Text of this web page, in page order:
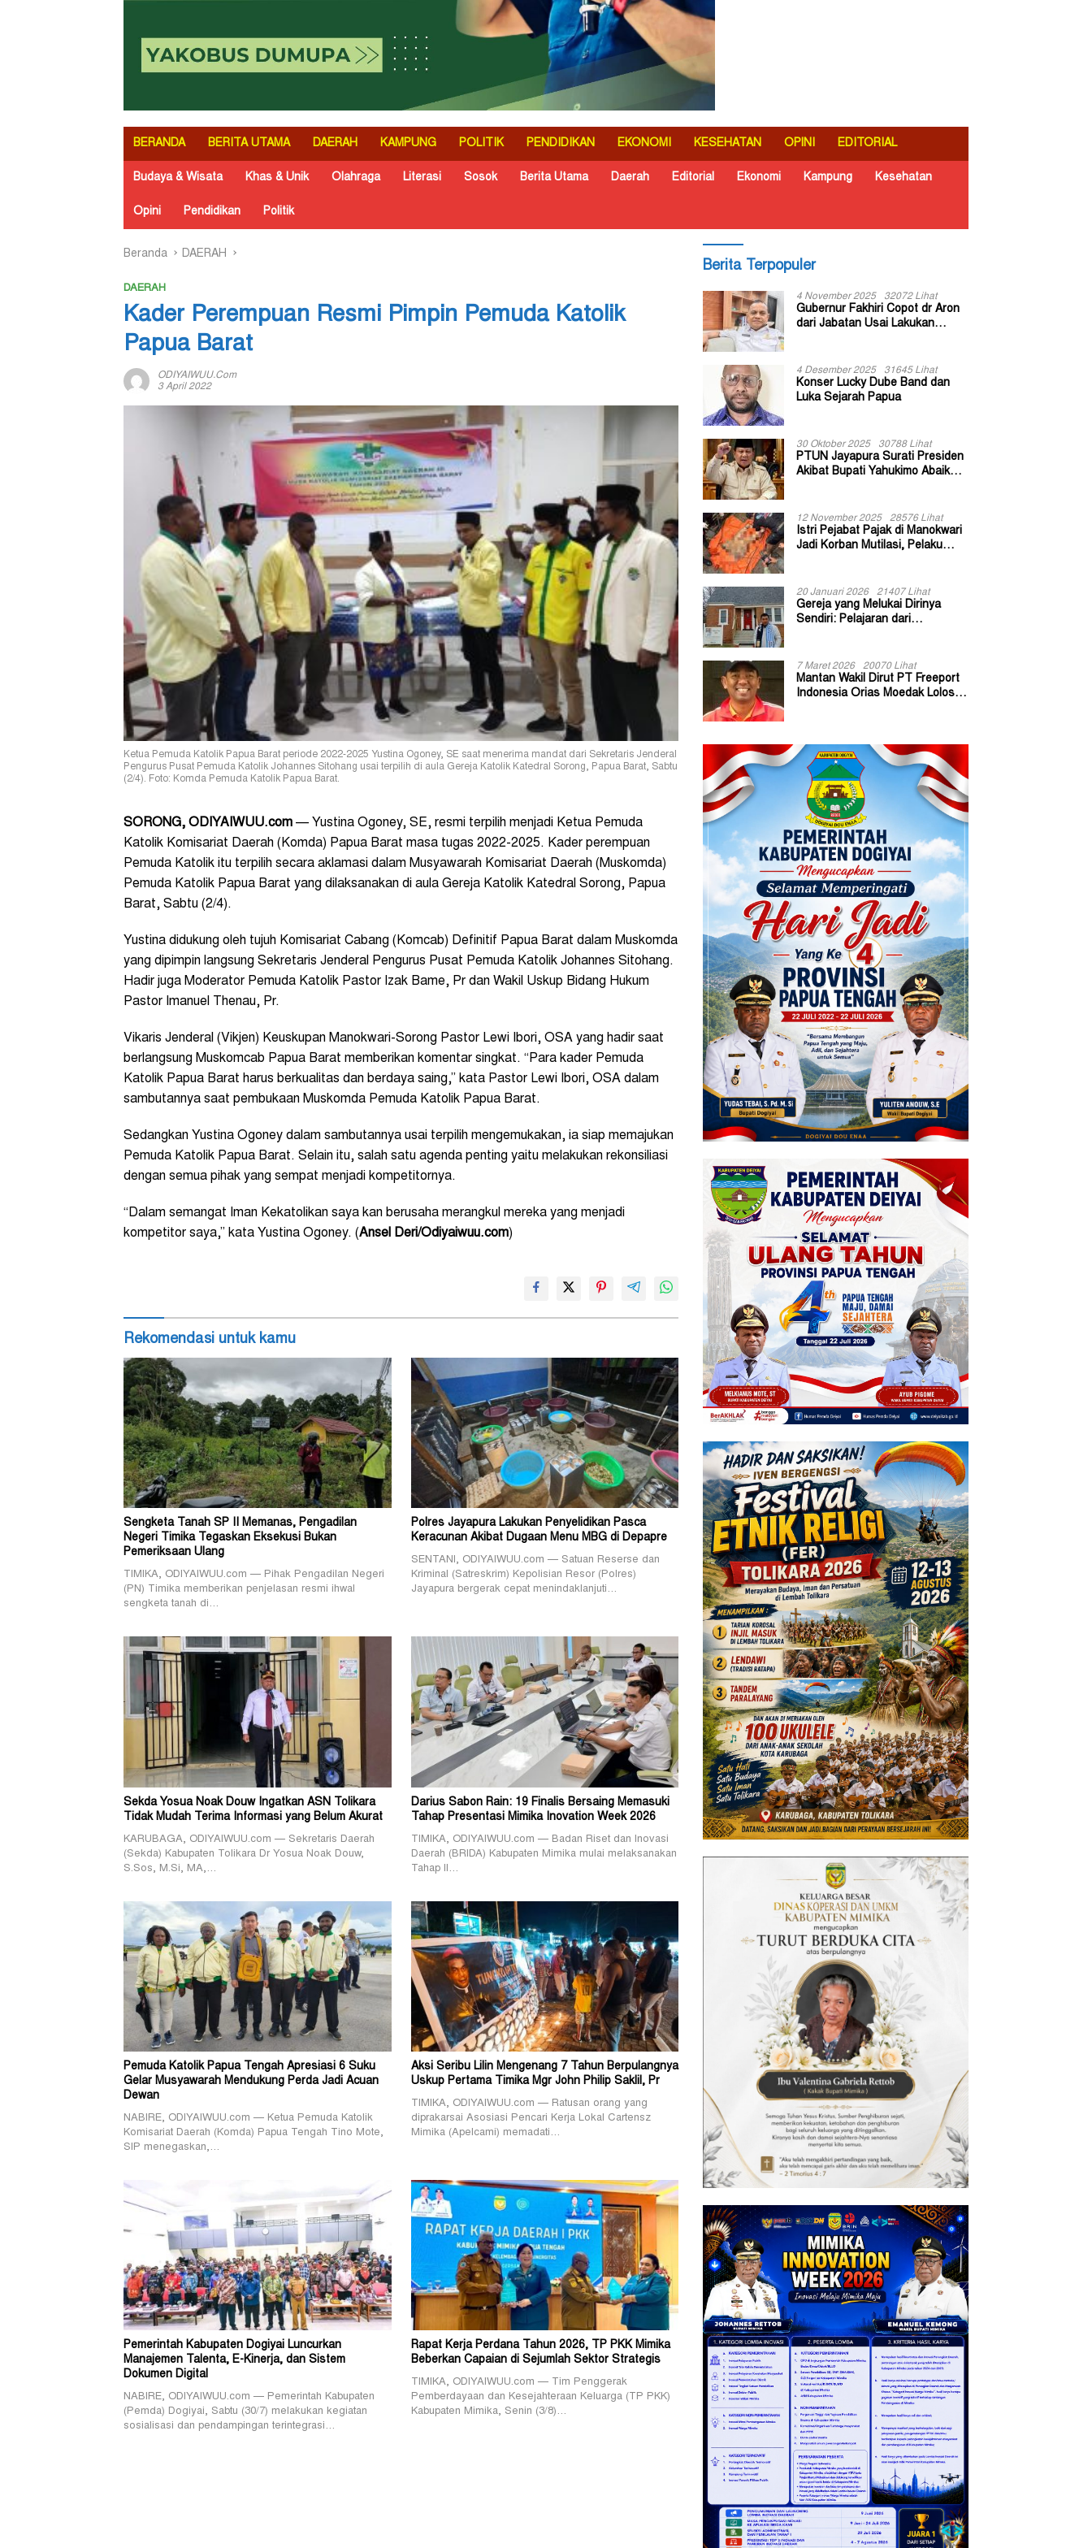
BERANDA BERITA UTAMA DAERAH KAMPUNG POLITIK PENDIDIKAN EKONOMI KESEHATAN OPINI EDITORIAL
Budaya & Wisata Khas & Unik Olahraga Literasi Sosok Berita Utama Daerah Editorial Ekonomi Kampung Kesehatan
Opini Pendidikan Politik
Beranda DAERAH
DAERAH
Kader Perempuan Resmi Pimpin Pemuda Katolik
Papua Barat
ODIYAIWUU.com
3 April 2022
Ketua Pemuda Katolik Papua Barat periode 2022-2025 Yustina Ogoney, SE saat menerima mandat dari Sekretaris Jenderal
Pengurus Pusat Pemuda Katolik Johannes Sitohang usai terpilih di aula Gereja Katolik Katedral Sorong, Papua Barat, Sabtu
(2/4). Foto: Komda Pemuda Katolik Papua Barat.
SORONG, ODIYAIWUU.com — Yustina Ogoney, SE, resmi terpilih menjadi Ketua Pemuda
Katolik Komisariat Daerah (Komda) Papua Barat masa tugas 2022-2025. Kader perempuan
Pemuda Katolik itu terpilih secara aklamasi dalam Musyawarah Komisariat Daerah (Muskomda)
Pemuda Katolik Papua Barat yang dilaksanakan di aula Gereja Katolik Katedral Sorong, Papua
Barat, Sabtu (2/4).
Yustina didukung oleh tujuh Komisariat Cabang (Komcab) Definitif Papua Barat dalam Muskomda
yang dipimpin langsung Sekretaris Jenderal Pengurus Pusat Pemuda Katolik Johannes Sitohang.
Hadir juga Moderator Pemuda Katolik Pastor Izak Bame, Pr dan Wakil Uskup Bidang Hukum
Pastor Imanuel Thenau, Pr.
Vikaris Jenderal (Vikjen) Keuskupan Manokwari-Sorong Pastor Lewi Ibori, OSA yang hadir saat
berlangsung Muskomcab Papua Barat memberikan komentar singkat. “Para kader Pemuda
Katolik Papua Barat harus berkualitas dan berdaya saing,” kata Pastor Lewi Ibori, OSA dalam
sambutannya saat pembukaan Muskomda Pemuda Katolik Papua Barat.
Sedangkan Yustina Ogoney dalam sambutannya usai terpilih mengemukakan, ia siap memajukan
Pemuda Katolik Papua Barat. Selain itu, salah satu agenda penting yaitu melakukan rekonsiliasi
dengan semua pihak yang sempat menjadi kompetitornya.
“Dalam semangat Iman Kekatolikan saya kan berusaha merangkul mereka yang menjadi
kompetitor saya,” kata Yustina Ogoney. (Ansel Deri/Odiyaiwuu.com)
Rekomendasi untuk kamu
Sengketa Tanah SP II Memanas, Pengadilan
Negeri Timika Tegaskan Eksekusi Bukan
Pemeriksaan Ulang
TIMIKA, ODIYAIWUU.com — Pihak Pengadilan Negeri
(PN) Timika memberikan penjelasan resmi ihwal
sengketa tanah di…
Polres Jayapura Lakukan Penyelidikan Pasca
Keracunan Akibat Dugaan Menu MBG di Depapre
SENTANI, ODIYAIWUU.com — Satuan Reserse dan
Kriminal (Satreskrim) Kepolisian Resor (Polres)
Jayapura bergerak cepat menindaklanjuti…
Sekda Yosua Noak Douw Ingatkan ASN Tolikara
Tidak Mudah Terima Informasi yang Belum Akurat
KARUBAGA, ODIYAIWUU.com — Sekretaris Daerah
(Sekda) Kabupaten Tolikara Dr Yosua Noak Douw,
S.Sos, M.Si, MA,…
Darius Sabon Rain: 19 Finalis Bersaing Memasuki
Tahap Presentasi Mimika Inovation Week 2026
TIMIKA, ODIYAIWUU.com — Badan Riset dan Inovasi
Daerah (BRIDA) Kabupaten Mimika mulai melaksanakan
Tahap II…
Pemuda Katolik Papua Tengah Apresiasi 6 Suku
Gelar Musyawarah Mendukung Perda Jadi Acuan
Dewan
NABIRE, ODIYAIWUU.com — Ketua Pemuda Katolik
Komisariat Daerah (Komda) Papua Tengah Tino Mote,
SIP menegaskan,…
Aksi Seribu Lilin Mengenang 7 Tahun Berpulangnya
Uskup Pertama Timika Mgr John Philip Saklil, Pr
TIMIKA, ODIYAIWUU.com — Ratusan orang yang
diprakarsai Asosiasi Pencari Kerja Lokal Cartensz
Mimika (Apelcami) memadati…
Pemerintah Kabupaten Dogiyai Luncurkan
Manajemen Talenta, E-Kinerja, dan Sistem
Dokumen Digital
NABIRE, ODIYAIWUU.com — Pemerintah Kabupaten
(Pemda) Dogiyai, Sabtu (30/7) melakukan kegiatan
sosialisasi dan pendampingan terintegrasi…
Rapat Kerja Perdana Tahun 2026, TP PKK Mimika
Beberkan Capaian di Sejumlah Sektor Strategis
TIMIKA, ODIYAIWUU.com — Tim Penggerak
Pemberdayaan dan Kesejahteraan Keluarga (TP PKK)
Kabupaten Mimika, Senin (3/8)…
Berita Terpopuler
4 November 2025 32072 Lihat
Gubernur Fakhiri Copot dr Aron
dari Jabatan Usai Lakukan
4 Desember 2025 31645 Lihat
Konser Lucky Dube Band dan
Luka Sejarah Papua
30 Oktober 2025 30788 Lihat
PTUN Jayapura Surati Presiden
Akibat Bupati Yahukimo Abaikan
12 November 2025 28576 Lihat
Istri Pejabat Pajak di Manokwari
Jadi Korban Mutilasi, Pelaku
20 Januari 2026 21407 Lihat
Gereja yang Melukai Dirinya
Sendiri: Pelajaran dari
7 Maret 2026 20070 Lihat
Mantan Wakil Dirut PT Freeport
Indonesia Orias Moedak Lolos